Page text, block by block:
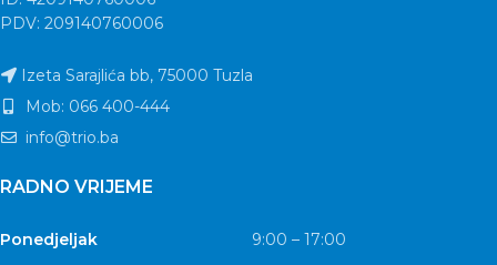
PDV: 209140760006
Izeta Sarajlića bb, 75000 Tuzla
Mob: 066 400-444
info@trio.ba
RADNO VRIJEME
Ponedjeljak
9:00 – 17:00